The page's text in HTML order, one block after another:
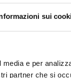
sui
e per
partner che si
vari autori e
del
modo la
che
proposto